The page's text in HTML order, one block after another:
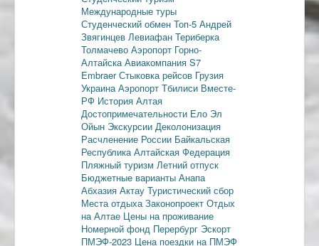
Международные туры
Студенческий обмен Топ-5 Андрей
Звягинцев Левиафан Териберка
Толмачево Аэропорт Горно-
Алтайска Авиакомпания S7
EmbraerСтыковка рейсов Грузия
Украина Аэропорт Тбилиси Вместе-
РФ История Алтая
Достопримечательности Ело Эл
Ойын Экскурсии Деколонизация
Расчленение России Байкальская
Республика Алтайская Федерация
Пляжный туризм Летний отпуск
Бюджетные варианты Анапа
Абхазия Актау Туристический сбор
Места отдыха Законопроект Отдых
на Алтае Цены на проживание
Номерной фонд Перербург Эскорт
ПМЭФ-2023 Цена поездки на ПМЭФ